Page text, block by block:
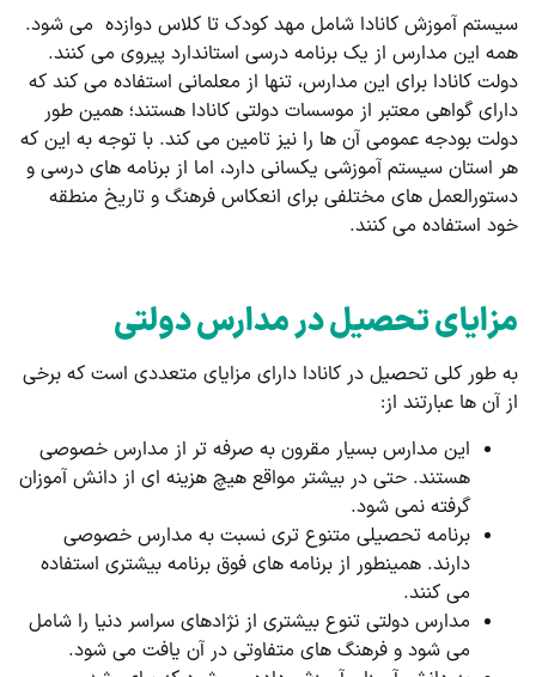
سیستم آموزش کانادا شامل مهد کودک تا کلاس دوازده می شود.
همه این مدارس از یک برنامه درسی استاندارد پیروی می کنند.
دولت کانادا برای این مدارس، تنها از معلمانی استفاده می کند که
دارای گواهی معتبر از موسسات دولتی کانادا هستند؛ همین طور
دولت بودجه عمومی آن ها را نیز تامین می کند. با توجه به این که
هر استان سیستم آموزشی یکسانی دارد، اما از برنامه های درسی و
دستورالعمل های مختلفی برای انعکاس فرهنگ و تاریخ منطقه
خود استفاده می کنند.
مزایای تحصیل در مدارس دولتی
به طور کلی تحصیل در کانادا دارای مزایای متعددی است که برخی
از آن ها عبارتند از:
این مدارس بسیار مقرون به صرفه تر از مدارس خصوصی
هستند. حتی در بیشتر مواقع هیچ هزینه ای از دانش آموزان
گرفته نمی شود.
برنامه تحصیلی متنوع تری نسبت به مدارس خصوصی
دارند. همینطور از برنامه های فوق برنامه بیشتری استفاده
می کنند.
مدارس دولتی تنوع بیشتری از نژادهای سراسر دنیا را شامل
می شود و فرهنگ های متفاوتی در آن یافت می شود.